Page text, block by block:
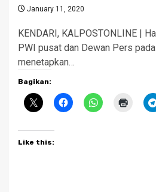
January 11, 2020
KENDARI, KALPOSTONLINE |
PWI pusat dan Dewan Pers
menetapkan…
Bagikan:
Like this: